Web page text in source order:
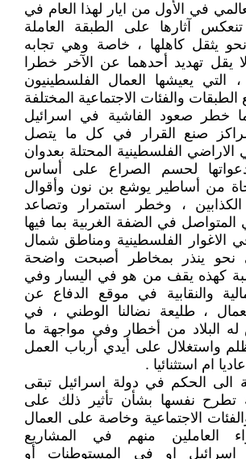
في الأول من ايار لهذا العام في
آثارها على الطبقة العاملة
يثقل كاهلها ، خاصة وهي تجابه
تهديد أحدهما عن الآخر خطرا
التي يعيشها العمال الفلسطينيون
والفئات الاجتماعية المختلفة
خطر صعود الفاشية في اسرائيل
صنع القرار في كل ما يتصل
الاراضي الفلسطينية المحتلة بعدوان
1967 ودعواتها لحسم الصراع على أساس
من أساطير يوشع بن نون وأقوال
الكذابين ، وخطر استمرار وتصاعد
المتواصل في الضفة الغربية بما فيها
الاغوار الفلسطينية ومناطق شمال
نحو ينذر بمخاطر أصبحت واضحة
كهذه يقف من هو في اليسار وفي
والنقابية في موقع الدفاع عن
، طليعة نضالنا الوطني ، في
البلاد من أخطار وفي مواجهة ما
واستغلال على أيدي أرباب العمل
ام استثنائيا .
الى الحكم في دولة اسرائيل تبقى
تطرح نفسها بشأن تأثير ذلك على
الاجتماعية وخاصة على العمال
العاملين منهم في المشاريع
اسرائيل او في المستوطنات أو